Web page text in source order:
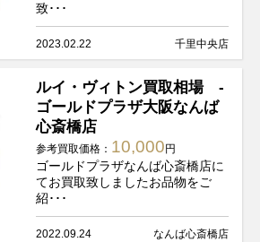
致･･･
2023.02.22 千里中央店
ルイ・ヴィトン買取相場 -
ゴールドプラザ大阪なんば
心斎橋店
参考買取価格： 10,000円
ゴールドプラザなんば心斎橋店に
てお買取致しましたお品物をご
紹･･･
2022.09.24 なんば心斎橋店